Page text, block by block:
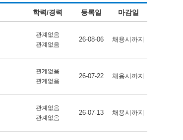
학력/경력 등록일 마감일
관계없음
관계없음
26-08-06 채용시까지
관계없음
관계없음
26-07-22 채용시까지
관계없음
관계없음
26-07-13 채용시까지